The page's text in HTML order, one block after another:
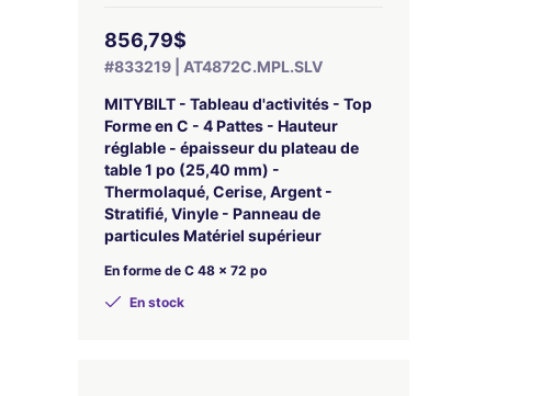
856,79$
#833219 | AT4872C.MPL.SLV
MITYBILT - Tableau d'activités - Top
Forme en C - 4 Pattes - Hauteur
réglable - épaisseur du plateau de
table 1 po (25,40 mm) -
Thermolaqué, Cerise, Argent -
Stratifié, Vinyle - Panneau de
particules Matériel supérieur
En forme de C 48 x 72 po
En stock